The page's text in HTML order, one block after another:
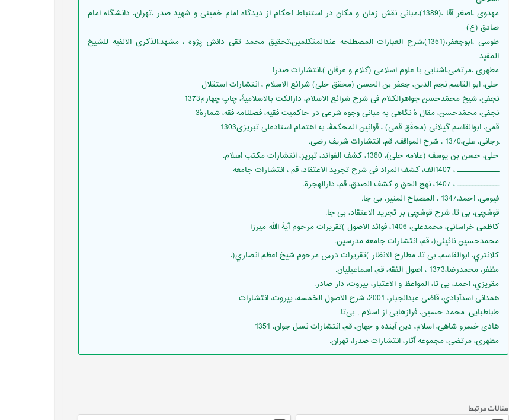
مهدوی ،اصغر آقا ،(1389)،مبانی نقش زمان و مکان در استنباط احکام از دیدگاه امام خمینی و شهید صدر ،تهران، دانشگاه امام
صادق (ع)
طوسی ،ابوجعفر،(1351)،شرح العبارات المصطلحه عندالمتکلمین،تحقیق محمد تقی دانش پژوه ، مشهد،الذکری الالفیه للشیخ
المفید
مطهری ،مرتضی،اشنایی با علوم اسلامی (کلام و عرفان )،انتشارات صدرا
حلی، ابو القاسم نجم الدین، جعفر بن الحسن (محقق حلی) شرائع الاسلام ، انتشارات استقلال
نجفی، شیخ محمّدحسن جواهرالکلام فی شرح شرائع الاسلام، دارالکت بالاسلامیۀ، چاپ چهارم1373
نجفی، محمّدحسن، مقال ۀ نگاهی به مبانی وجوه شرعی در حاکمیت فقیه، فصلنامه فقه، شمارۀ3
قمی، ابوالقاسم گیلانی (محقّق قمی) ، قوانین المحکمۀ، به اهتمام استادعلی تبریزی1303
ﺮﺟﺎﻧﯽ، ﻋﻠﯽ،1370 ، ﺷﺮح اﻟﻤﻮاﻗﻒ، ﻗﻢ، اﻧﺘﺸﺎرات ﺷﺮﯾﻒ رﺿﯽ.
ﺣﻠﯽ، ﺣﺴﻦ ﺑﻦ ﯾﻮﺳﻒ (ﻋﻼﻣﻪ ﺣﻠﯽ)، 1360، ﮐﺸﻒ اﻟﻔﻮاﺋﺪ، ﺗﺒﺮﯾﺰ، اﻧﺘﺸﺎرات ﻣﮑﺘﺐ اﺳﻼم.
ــــــــــــــ ، 1407اﻟﻒ، ﮐﺸﻒ اﻟﻤﺮاد ﻓﯽ ﺷﺮح ﺗﺠﺮﯾﺪ اﻻﻋﺘﻘﺎد، ﻗﻢ ، اﻧﺘﺸﺎرات ﺟﺎﻣﻌﻪ
ــــــــــــــ ، 1407، ﻧﻬﺞ اﻟﺤﻖ و ﮐﺸﻒ اﻟﺼﺪق، ﻗﻢ، داراﻟﻬﺠﺮة.
ﻓﯿﻮﻣﯽ، اﺣﻤﺪ،1347 ، اﻟﻤﺼﺒﺎح اﻟﻤﻨﯿﺮ، ﺑﯽ ﺟﺎ.
ﻗﻮﺷﭽﯽ، ﺑﯽ ﺗﺎ، ﺷﺮح ﻗﻮﺷﭽﯽ ﺑﺮ ﺗﺠﺮﯾﺪ اﻻﻋﺘﻘﺎد، ﺑﯽ ﺟﺎ.
ﮐﺎﻇﻤﯽ ﺧﺮاﺳﺎﻧﯽ، ﻣﺤﻤﺪﻋﻠﯽ، 1406، ﻓﻮاﺋﺪ اﻻﺻﻮل )ﺗﻘﺮﯾﺮات ﻣﺮﺣﻮم آﯾﮥ اﷲ ﻣﯿﺮزا
ﻣﺤﻤﺪﺣﺴﯿﻦ ﻧﺎﺋﯿﻨﯽ(، ﻗﻢ، اﻧﺘﺸﺎرات ﺟﺎﻣﻌﻪ ﻣﺪرﺳﯿﻦ.
ﮐﻼﻧﺘﺮي، اﺑﻮاﻟﻘﺎﺳﻢ، ﺑﯽ ﺗﺎ، ﻣﻄﺎرح اﻻﻧﻈﺎر )ﺗﻘﺮﯾﺮات درس ﻣﺮﺣﻮم ﺷﯿﺦ اﻋﻈﻢ اﻧﺼﺎري(،
ﻣﻈﻔﺮ، ﻣﺤﻤﺪرﺿﺎ،1373 ، اﺻﻮل اﻟﻔﻘﻪ، ﻗﻢ، اﺳﻤﺎﻋﯿﻠﯿﺎن.
ﻣﻘﺮﯾﺰي، اﺣﻤﺪ، ﺑﯽ ﺗﺎ، اﻟﻤﻮاﻋﻆ و اﻻﻋﺘﺒﺎر، ﺑﯿﺮوت، دار ﺻﺎدر.
ﻫﻤﺪاﻧﯽ اﺳﺪآﺑﺎدي، ﻗﺎﺿﯽ ﻋﺒﺪاﻟﺠﺒﺎر، 2001، ﺷﺮح اﻻﺻﻮل اﻟﺨﻤﺴﻪ، ﺑﯿﺮوت، اﻧﺘﺸﺎرات
ﻃﺒﺎﻃﺒﺎﯾﯽ, ﻣﺤﻤد حسین، فرازهایی از اسلام , ﺑﯽﺗﺎ.
هادی خسرو شاهی، اسلام، دین آینده و جهان، قم، انتشارات نسل جوان، 1351
مطهری، مرتضی، مجموعه آثار، انتشارات صدرا، تهران.
مقالات مرتبط